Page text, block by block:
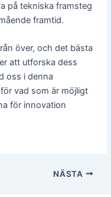
på tekniska framsteg
framtid.
över, och det bästa
att utforska dess
oss i denna
vad som är möjligt
för innovation
NÄSTA